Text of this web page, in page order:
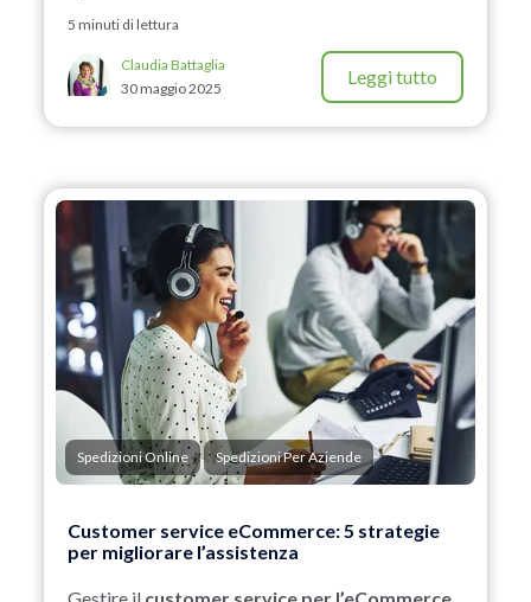
5 minuti di lettura
Claudia Battaglia
30 maggio 2025
Leggi tutto
Spedizioni Online Spedizioni Per Aziende
Customer service eCommerce: 5 strategie
per migliorare l’assistenza